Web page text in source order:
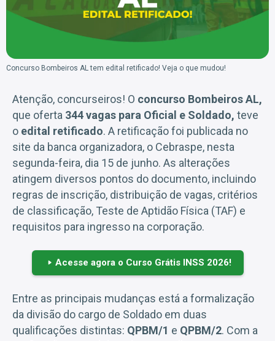
Concurso Bombeiros AL tem edital retificado! Veja o que mudou!
Atenção, concurseiros! O concurso Bombeiros AL,
que oferta 344 vagas para Oficial e Soldado, teve
o edital retificado. A retificação foi publicada no
site da banca organizadora, o Cebraspe, nesta
segunda-feira, dia 15 de junho. As alterações
atingem diversos pontos do documento, incluindo
regras de inscrição, distribuição de vagas, critérios
de classificação, Teste de Aptidão Física (TAF) e
requisitos para ingresso na corporação.
Acesse agora o Curso Grátis INSS 2026!
Entre as principais mudanças está a formalização
da divisão do cargo de Soldado em duas
qualificações distintas: QPBM/1 e QPBM/2. Com a